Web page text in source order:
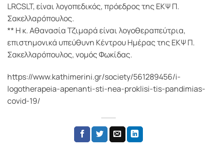
LRCSLT, είναι λογοπεδικός, πρόεδρος της ΕΚΨ Π.
Σακελλαρόπουλος.
** Η κ. Αθανασία Τζιμαρά είναι λογοθεραπεύτρια,
επιστημονικά υπεύθυνη Κέντρου Ημέρας της ΕΚΨ Π.
Σακελλαρόπουλος, νομός Φωκίδας.
https://www.kathimerini.gr/society/561289456/i-
logotherapeia-apenanti-sti-nea-proklisi-tis-pandimias-
covid-19/